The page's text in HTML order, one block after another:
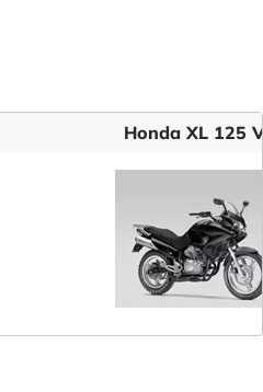
Honda XL 125